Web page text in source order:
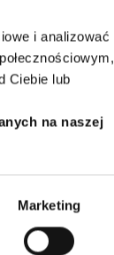
i analizować
Ciebie lub
na naszej
Marketing
DESIGN BIZNES